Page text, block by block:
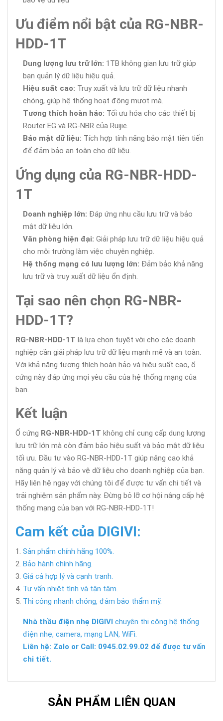
Ưu điểm nổi bật của RG-NBR-
HDD-1T
Dung lượng lưu trữ lớn: 1TB không gian lưu trữ giúp
bạn quản lý dữ liệu hiệu quả.
Hiệu suất cao: Truy xuất và lưu trữ dữ liệu nhanh
chóng, giúp hệ thống hoạt động mượt mà.
Tương thích hoàn hảo: Tối ưu hóa cho các thiết bị
Router EG và RG-NBR của Ruijie.
Bảo mật dữ liệu: Tích hợp tính năng bảo mật tiên tiến
để đảm bảo an toàn cho dữ liệu.
Ứng dụng của RG-NBR-HDD-
1T
Doanh nghiệp lớn: Đáp ứng nhu cầu lưu trữ và bảo
mật dữ liệu lớn.
Văn phòng hiện đại: Giải pháp lưu trữ dữ liệu hiệu quả
cho môi trường làm việc chuyên nghiệp.
Hệ thống mạng có lưu lượng lớn: Đảm bảo khả năng
lưu trữ và truy xuất dữ liệu ổn định.
Tại sao nên chọn RG-NBR-
HDD-1T?
RG-NBR-HDD-1T là lựa chọn tuyệt vời cho các doanh
nghiệp cần giải pháp lưu trữ dữ liệu mạnh mẽ và an toàn.
Với khả năng tương thích hoàn hảo và hiệu suất cao, ổ
cứng này đáp ứng mọi yêu cầu của hệ thống mạng của
bạn.
Kết luận
Ổ cứng RG-NBR-HDD-1T không chỉ cung cấp dung lượng
lưu trữ lớn mà còn đảm bảo hiệu suất và bảo mật dữ liệu
tối ưu. Đầu tư vào RG-NBR-HDD-1T giúp nâng cao khả
năng quản lý và bảo vệ dữ liệu cho doanh nghiệp của bạn.
Hãy liên hệ ngay với chúng tôi để được tư vấn chi tiết và
trải nghiệm sản phẩm này. Đừng bỏ lỡ cơ hội nâng cấp hệ
thống mạng của bạn với RG-NBR-HDD-1T!
Cam kết của DIGIVI:
Sản phẩm chính hãng 100%.
Bảo hành chính hãng.
Giá cả hợp lý và cạnh tranh.
Tư vấn nhiệt tình và tận tâm.
Thi công nhanh chóng, đảm bảo thẩm mỹ.
Nhà thầu điện nhẹ DIGIVI chuyên thi công hệ thống
điện nhẹ, camera, mạng LAN, WiFi.
Liên hệ: Zalo or Call: 0945.02.99.02 để được tư vấn
chi tiết.
SẢN PHẨM LIÊN QUAN